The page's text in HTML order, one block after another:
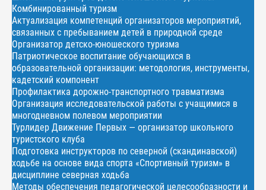
Комбинированный туризм
Актуализация компетенций организаторов мероприятий,
связанных с пребыванием детей в природной среде
Организатор детско-юношеского туризма
Патриотическое воспитание обучающихся в
образовательной организации: методология, инструменты,
кадетский компонент
Профилактика дорожно-транспортного травматизма
Организация исследовательской работы с учащимися в
многодневном полевом мероприятии
Турлидер Движение Первых — организатор школьного
туристского клуба
Подготовка инструкторов по северной (скандинавской)
ходьбе на основе вида спорта «Спортивный туризм» в
дисциплине северная ходьба
Методы обеспечения педагогической целесообразности и